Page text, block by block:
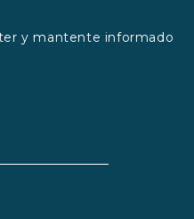
y mantente informado